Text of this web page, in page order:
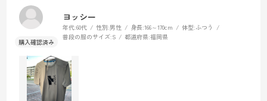
ヨッシー
年代:60代 性別:男性 身長:166～170cm 体型:ふつう
普段の服のサイズ:S 都道府県:福岡県